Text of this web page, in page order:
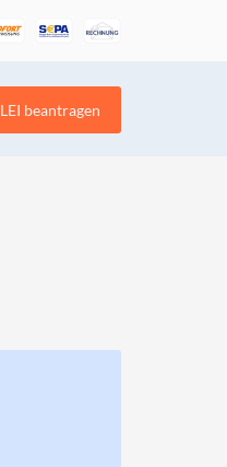
LEI beantragen